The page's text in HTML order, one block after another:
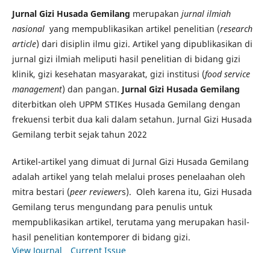
Jurnal Gizi Husada Gemilang merupakan jurnal ilmiah
nasionalyang mempublikasikan artikel penelitian (research
article) dari disiplin ilmu gizi. Artikel yang dipublikasikan di
jurnal gizi ilmiah meliputi hasil penelitian di bidang gizi
klinik, gizi kesehatan masyarakat, gizi institusi (food service
management) dan pangan. Jurnal Gizi Husada Gemilang
diterbitkan oleh UPPM STIKes Husada Gemilang dengan
frekuensi terbit dua kali dalam setahun. Jurnal Gizi Husada
Gemilang terbit sejak tahun 2022
Artikel-artikel yang dimuat di Jurnal Gizi Husada Gemilang
adalah artikel yang telah melalui proses penelaahan oleh
mitra bestari (peer reviewers). Oleh karena itu, Gizi Husada
Gemilang terus mengundang para penulis untuk
mempublikasikan artikel, terutama yang merupakan hasil-
hasil penelitian kontemporer di bidang gizi.
View Journal
Current Issue